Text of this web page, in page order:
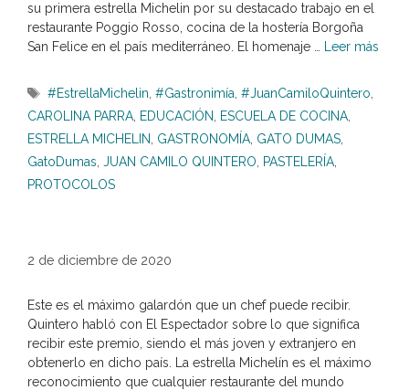
su primera estrella Michelin por su destacado trabajo en el
restaurante Poggio Rosso, cocina de la hostería Borgoña
San Felice en el país mediterráneo. El homenaje …
Leer más
Etiquetas
#EstrellaMichelin ,#Gastronimía ,#JuanCamiloQuintero
CAROLINA PARRA EDUCACIÓN ESCUELA DE COCINA
ESTRELLA MICHELIN
GASTRONOMÍA GATO DUMAS
GatoDumas JUAN CAMILO QUINTERO PASTELERÍA
PROTOCOLOS
2 de diciembre de 2020
Este es el máximo galardón que un chef puede recibir.
Quintero habló con El Espectador sobre lo que significa
recibir este premio, siendo el más joven y extranjero en
obtenerlo en dicho país. La estrella Michelín es el máximo
reconocimiento que cualquier restaurante del mundo